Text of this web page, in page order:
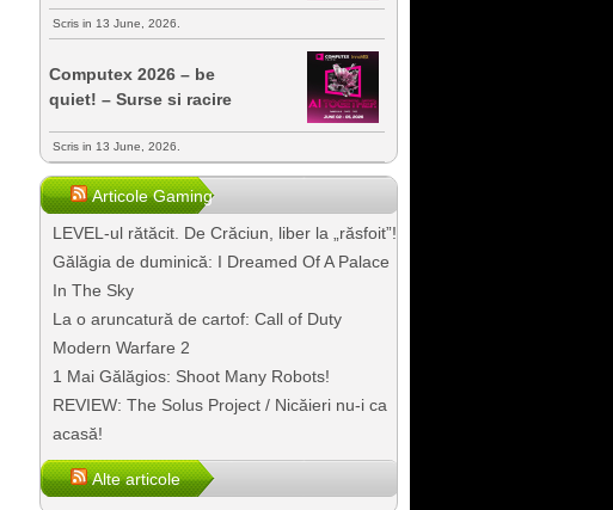
Scris in 13 June, 2026.
Computex 2026 – be
quiet! – Surse si racire
Scris in 13 June, 2026.
Articole Gaming
LEVEL-ul rătăcit. De Crăciun, liber la „răsfoit”!
Gălăgia de duminică: I Dreamed Of A Palace
In The Sky
La o aruncatură de cartof: Call of Duty
Modern Warfare 2
1 Mai Gălăgios: Shoot Many Robots!
REVIEW: The Solus Project / Nicăieri nu-i ca
acasă!
Alte articole